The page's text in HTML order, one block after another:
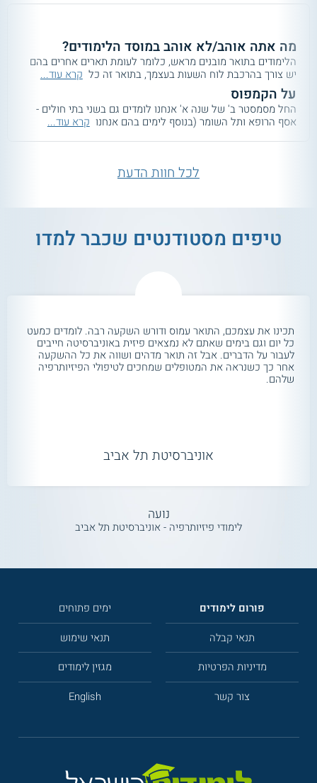
מה אתה אוהב/לא אוהב במוסד הלימודים?
הלימודים בתואר מובנים מראש, כלומר לעומת תארים אחרים בהם
יש צורך בהרכבת לוח השעות בעצמך, בתואר זה כל קרא עוד...
על הקמפוס
החל מסמסטר ב' של שנה א' אנחנו לומדים גם בשני בתי חולים -
אסף הרופא ותל השומר (בנוסף לימים בהם אנחנו קרא עוד...
לכל חוות הדעת
טיפים מסטודנטים שכבר למדו
תכינו את עצמכם, התואר עמוס ודורש השקעה רבה. לומדים כמעט
כל יום וגם בימים שאתם לא נמצאים פיזית באוניברסיטה חייבים
לעבור על הדברים. אבל זה תואר מדהים ושווה את כל ההשקעה
אחר כך כשנראה את המטופלים שמחכים לטיפולי הפיזיותרפיה
שלהם.
אוניברסיטת תל אביב
נועה
לימודי פיזיותרפיה - אוניברסיטת תל אביב
פורום לימודים
ימים פתוחים
תנאי קבלה
תנאי שימוש
מדיניות הפרטיות
מגזין לימודים
צור קשר
English